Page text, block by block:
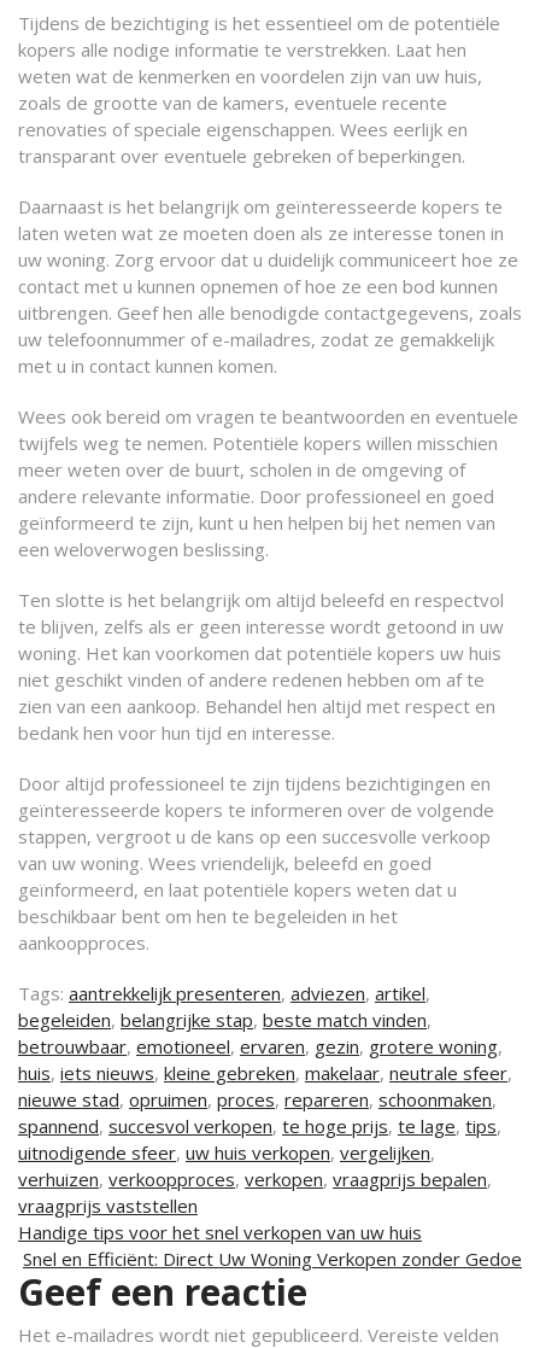
Tijdens de bezichtiging is het essentieel om de potentiële
kopers alle nodige informatie te verstrekken. Laat hen
weten wat de kenmerken en voordelen zijn van uw huis,
zoals de grootte van de kamers, eventuele recente
renovaties of speciale eigenschappen. Wees eerlijk en
transparant over eventuele gebreken of beperkingen.
Daarnaast is het belangrijk om geïnteresseerde kopers te
laten weten wat ze moeten doen als ze interesse tonen in
uw woning. Zorg ervoor dat u duidelijk communiceert hoe ze
contact met u kunnen opnemen of hoe ze een bod kunnen
uitbrengen. Geef hen alle benodigde contactgegevens, zoals
uw telefoonnummer of e-mailadres, zodat ze gemakkelijk
met u in contact kunnen komen.
Wees ook bereid om vragen te beantwoorden en eventuele
twijfels weg te nemen. Potentiële kopers willen misschien
meer weten over de buurt, scholen in de omgeving of
andere relevante informatie. Door professioneel en goed
geïnformeerd te zijn, kunt u hen helpen bij het nemen van
een weloverwogen beslissing.
Ten slotte is het belangrijk om altijd beleefd en respectvol
te blijven, zelfs als er geen interesse wordt getoond in uw
woning. Het kan voorkomen dat potentiële kopers uw huis
niet geschikt vinden of andere redenen hebben om af te
zien van een aankoop. Behandel hen altijd met respect en
bedank hen voor hun tijd en interesse.
Door altijd professioneel te zijn tijdens bezichtigingen en
geïnteresseerde kopers te informeren over de volgende
stappen, vergroot u de kans op een succesvolle verkoop
van uw woning. Wees vriendelijk, beleefd en goed
geïnformeerd, en laat potentiële kopers weten dat u
beschikbaar bent om hen te begeleiden in het
aankoopproces.
Tags: aantrekkelijk presenteren, adviezen, artikel,
begeleiden, belangrijke stap, beste match vinden,
betrouwbaar, emotioneel, ervaren, gezin, grotere woning,
huis, iets nieuws, kleine gebreken, makelaar, neutrale sfeer,
nieuwe stad, opruimen, proces, repareren, schoonmaken,
spannend, succesvol verkopen, te hoge prijs, te lage, tips,
uitnodigende sfeer, uw huis verkopen, vergelijken,
verhuizen, verkoopproces, verkopen, vraagprijs bepalen,
vraagprijs vaststellen
Berichtnavigatie
Handige tips voor het snel verkopen van uw huis
Snel en Efficiënt: Direct Uw Woning Verkopen zonder Gedoe
Geef een reactie
Het e-mailadres wordt niet gepubliceerd. Vereiste velden